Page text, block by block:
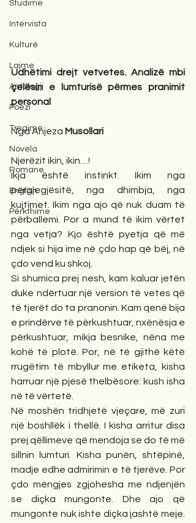
Studime
Intervista
Kulturë
Lajme
Antologji
Poezi
Tregime
Novela
Romane
English
Përkthime
Udhëtimi drejt vetvetes. Analizë mbi
çelësin e lumturisë përmes pranimit
personal
Nga Anjeza Musollari
Njerëzit ikin, ikin…!
Ikja është instinkt. Ikim nga
përgjegjësitë, nga dhimbja, nga
kujtimet. Ikim nga ajo që nuk duam të
përballemi. Por a mund të ikim vërtet
nga vetja? Kjo është pyetja që më
ndjek si hija ime në çdo hap që bëj, në
çdo vend ku shkoj.
Si shumica prej nesh, kam kaluar jetën
duke ndërtuar një version të vetes që
të tjerët do ta pranonin. Kam qenë bija
e prindërve të përkushtuar, nxënësja e
përkushtuar, mikja besnike, nëna me
kohë të plotë. Por, në të gjithë këtë
rrugëtim të mbyllur me etiketa, kisha
harruar një pjesë thelbësore: kush isha
në të vërtetë.
Në moshën tridhjetë vjeçare, më zuri
një boshllëk i thellë. I kisha arritur disa
prej qëllimeve që mendoja se do të më
sillnin lumturi. Kisha punën, shtëpinë,
madje edhe admirimin e të tjerëve. Por
çdo mëngjes zgjohesha me ndjenjën
se diçka mungonte. Dhe ajo që
mungonte nuk ishte diçka jashtë meje.